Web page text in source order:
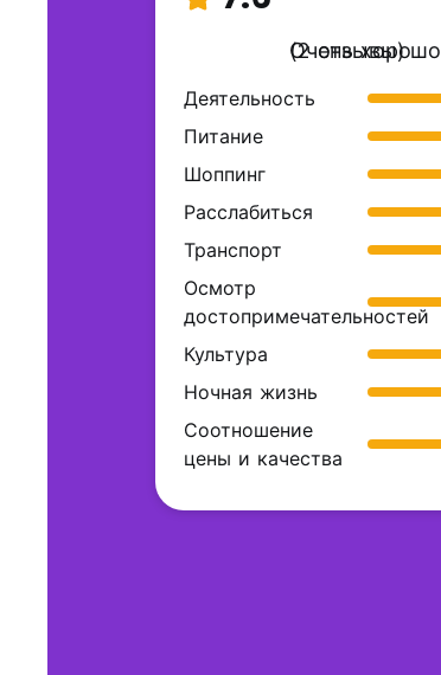
Очень хорошо
(2 отзывы)
Деятельность
Питание
Шоппинг
Расслабиться
Транспорт
Осмотр
достопримечательностей
Культура
Ночная жизнь
Соотношение
цены и качества